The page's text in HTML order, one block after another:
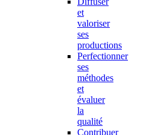
et
valoriser
ses
productions
Perfectionner
ses
méthodes
et
évaluer
la
qualité
Contribuer